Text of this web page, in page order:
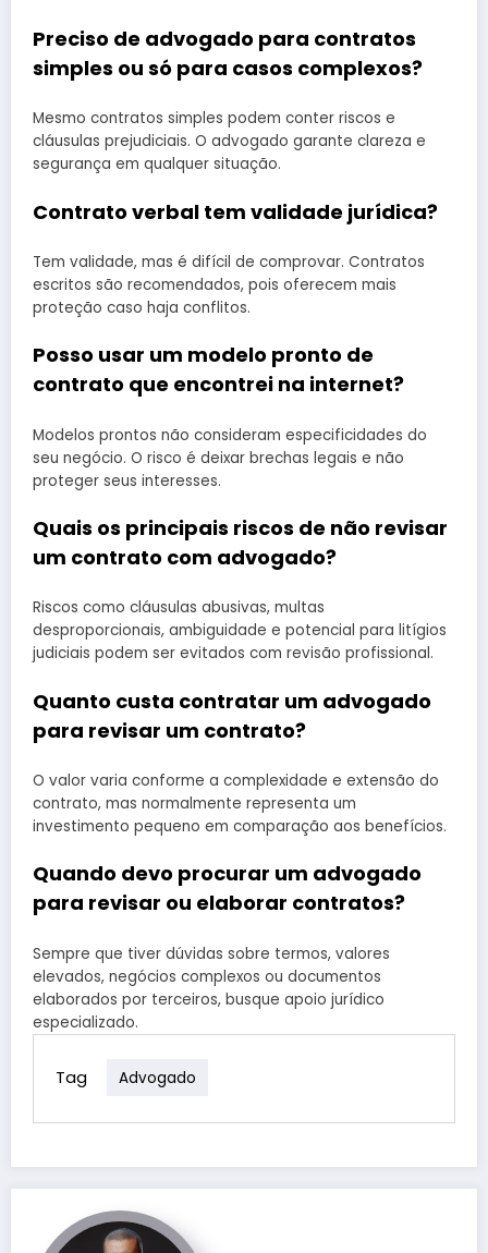
Preciso de advogado para contratos
simples ou só para casos complexos?
Mesmo contratos simples podem conter riscos e
cláusulas prejudiciais. O advogado garante clareza e
segurança em qualquer situação.
Contrato verbal tem validade jurídica?
Tem validade, mas é difícil de comprovar. Contratos
escritos são recomendados, pois oferecem mais
proteção caso haja conflitos.
Posso usar um modelo pronto de
contrato que encontrei na internet?
Modelos prontos não consideram especificidades do
seu negócio. O risco é deixar brechas legais e não
proteger seus interesses.
Quais os principais riscos de não revisar
um contrato com advogado?
Riscos como cláusulas abusivas, multas
desproporcionais, ambiguidade e potencial para litígios
judiciais podem ser evitados com revisão profissional.
Quanto custa contratar um advogado
para revisar um contrato?
O valor varia conforme a complexidade e extensão do
contrato, mas normalmente representa um
investimento pequeno em comparação aos benefícios.
Quando devo procurar um advogado
para revisar ou elaborar contratos?
Sempre que tiver dúvidas sobre termos, valores
elevados, negócios complexos ou documentos
elaborados por terceiros, busque apoio jurídico
especializado.
Tag Advogado